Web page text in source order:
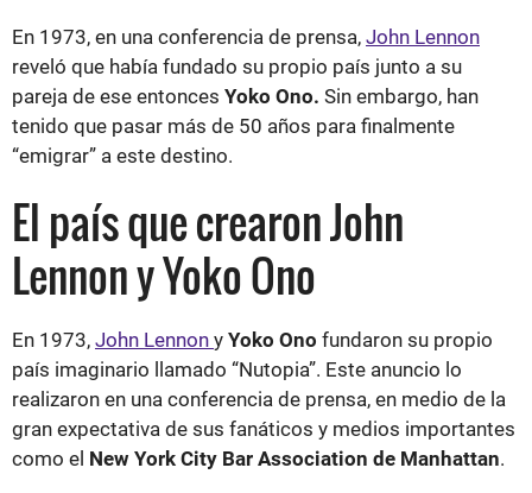
En 1973, en una conferencia de prensa, John Lennon
reveló que había fundado su propio país junto a su
pareja de ese entonces Yoko Ono. Sin embargo, han
tenido que pasar más de 50 años para finalmente
“emigrar” a este destino.
El país que crearon John
Lennon y Yoko Ono
En 1973, John Lennon y Yoko Ono fundaron su propio
país imaginario llamado “Nutopia”. Este anuncio lo
realizaron en una conferencia de prensa, en medio de la
gran expectativa de sus fanáticos y medios importantes
como el New York City Bar Association de Manhattan.